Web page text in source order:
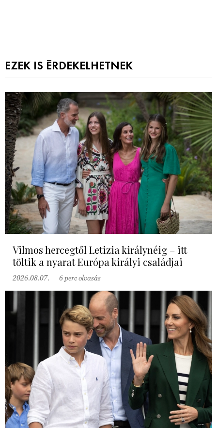
EZEK IS ÉRDEKELHETNEK
Vilmos hercegtől Letizia királynéig – itt
töltik a nyarat Európa királyi családjai
2026.08.07. 6 perc olvasás